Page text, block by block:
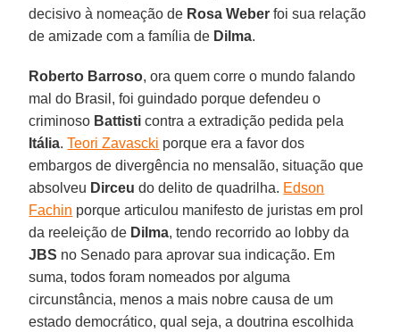
decisivo à nomeação de Rosa Weber foi sua relação
de amizade com a família de Dilma.
Roberto Barroso, ora quem corre o mundo falando
mal do Brasil, foi guindado porque defendeu o
criminoso Battisti contra a extradição pedida pela
Itália.Teori Zavascki porque era a favor dos
embargos de divergência no mensalão, situação que
absolveu Dirceu do delito de quadrilha. Edson
Fachin porque articulou manifesto de juristas em prol
da reeleição de Dilma, tendo recorrido ao lobby da
JBS no Senado para aprovar sua indicação. Em
suma, todos foram nomeados por alguma
circunstância, menos a mais nobre causa de um
estado democrático, qual seja, a doutrina escolhida